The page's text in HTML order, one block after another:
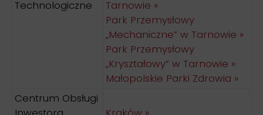
Technologiczne
Tarnowie »
Park Przemysłowy
„Mechaniczne” w Tarnowie »
Park Przemysłowy
„Kryształowy” w Tarnowie »
Małopolskie Parki Zdrowia »
Centrum Obsługi